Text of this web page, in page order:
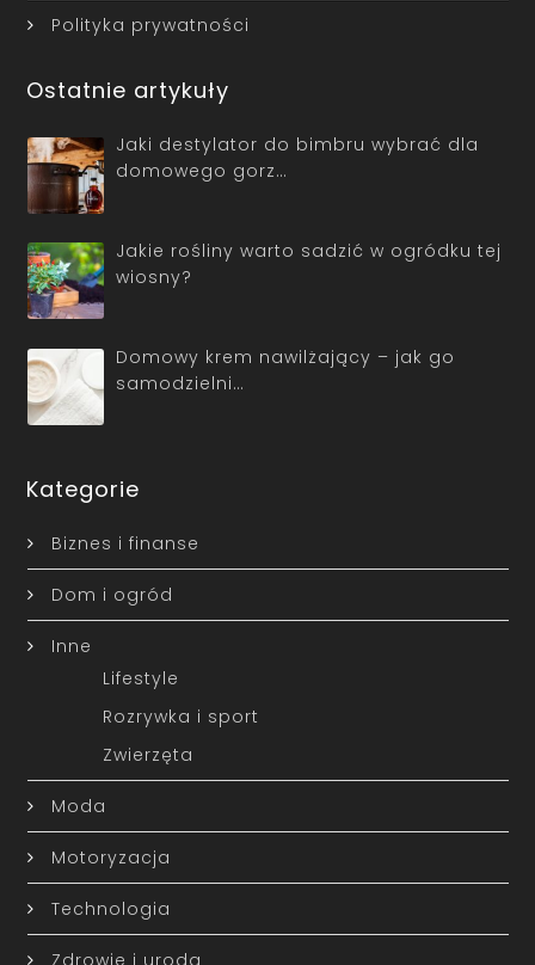
Polityka prywatności
Ostatnie artykuły
Jaki destylator do bimbru wybrać dla
domowego gorz…
Jakie rośliny warto sadzić w ogródku tej
wiosny?
Domowy krem nawilżający – jak go
samodzielni…
Kategorie
Biznes i finanse
Dom i ogród
Inne
Lifestyle
Rozrywka i sport
Zwierzęta
Moda
Motoryzacja
Technologia